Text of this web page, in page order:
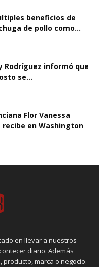
beneficios de
de pollo como...
Rodríguez informó que
se...
Flor Vanessa
en Washington
en llevar a nuestros
diario. Además
marca o negocio.